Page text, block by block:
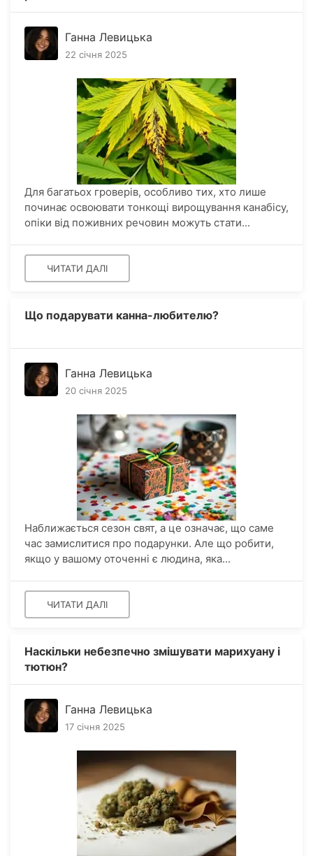
Ганна Левицька
22 січня 2025
Для багатьох гроверів, особливо тих, хто лише
починає освоювати тонкощі вирощування канабісу,
опіки від поживних речовин можуть стати...
ЧИТАТИ ДАЛІ
Що подарувати канна-любителю?
Ганна Левицька
20 січня 2025
Наближається сезон свят, а це означає, що саме
час замислитися про подарунки. Але що робити,
якщо у вашому оточенні є людина, яка...
ЧИТАТИ ДАЛІ
Наскільки небезпечно змішувати марихуану і
тютюн?
Ганна Левицька
17 січня 2025